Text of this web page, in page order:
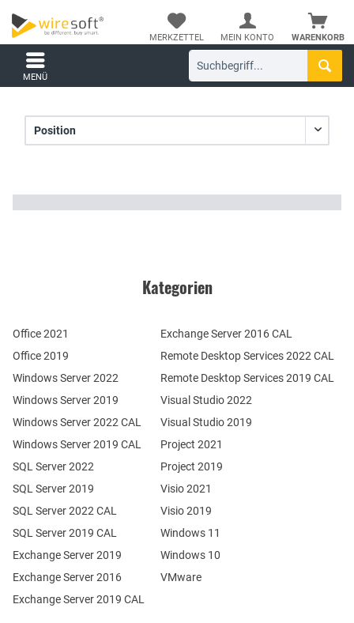
WARENKORB
MERKZETTEL MEIN KONTO
MENÜ
Kategorien
Office 2021
Office 2019
Windows Server 2022
Windows Server 2019
Exchange Server 2019
Exchange Server 2016
SQL Server 2022
SQL Server 2019
Windows Server 2022 CAL
Windows Server 2019 CAL
SQL Server 2022 CAL
SQL Server 2019 CAL
Remote Desktop Services 2022 CAL
Remote Desktop Services 2019 CAL
Exchange Server 2019 CAL
Exchange Server 2016 CAL
Visual Studio 2022
Visual Studio 2019
Project 2021
Project 2019
Visio 2021
Visio 2019
Windows 11
Windows 10
VMware